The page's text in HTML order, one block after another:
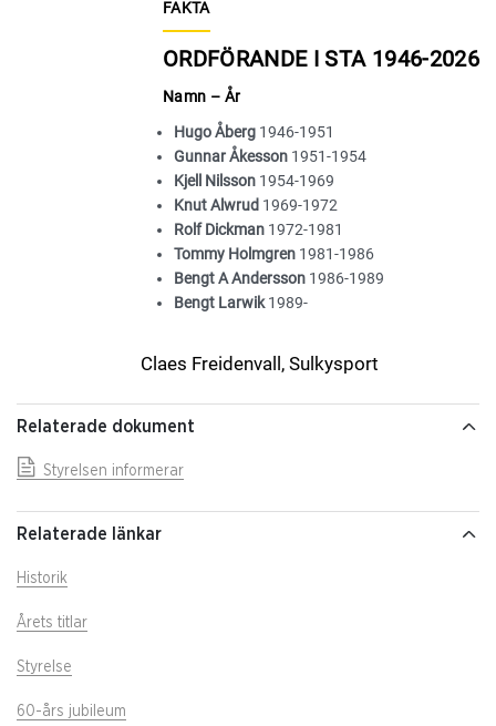
FAKTA
ORDFÖRANDE I STA 1946-2026
Namn – År
Hugo Åberg 1946-1951
Gunnar Åkesson 1951-1954
Kjell Nilsson 1954-1969
Knut Alwrud 1969-1972
Rolf Dickman 1972-1981
Tommy Holmgren 1981-1986
Bengt A Andersson 1986-1989
Bengt Larwik1989-
Claes Freidenvall,Sulkysport
Relaterade dokument
Styrelsen informerar
Relaterade länkar
Historik
Årets titlar
Styrelse
60-års jubileum